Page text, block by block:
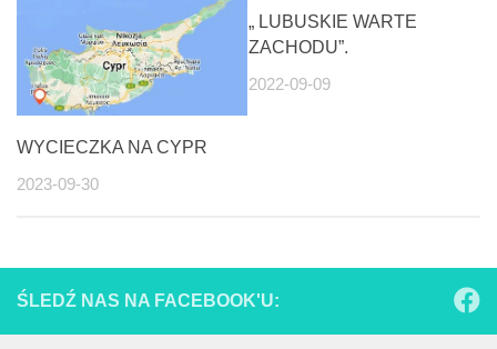
WYCIECZKA NA CYPR
2023-09-30
„ LUBUSKIE WARTE
ZACHODU”.
2022-09-09
ŚLEDŹ NAS NA FACEBOOK'U: